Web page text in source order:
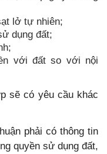
lở tự nhiên;
dụng đất;
với đất so với nội
sẽ có yêu cầu khác
phải có thông tin
quyền sử dụng đất,